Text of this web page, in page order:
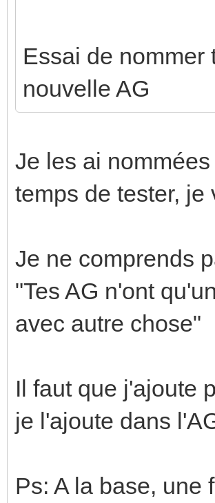
Essai de nommer
nouvelle AG
Je les ai
temps de tester,
Je ne comprends
"Tes AG n'ont
avec autre chose"
Il faut que j'ajoute
je l'ajoute dans
Ps: A la base, une